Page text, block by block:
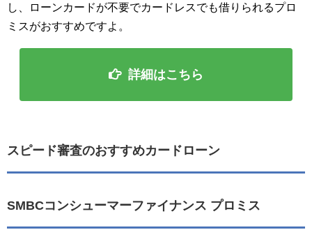
し、ローンカードが不要でカードレスでも借りられるプロ
ミスがおすすめですよ。
詳細はこちら
スピード審査のおすすめカードローン
SMBCコンシューマーファイナンス プロミス